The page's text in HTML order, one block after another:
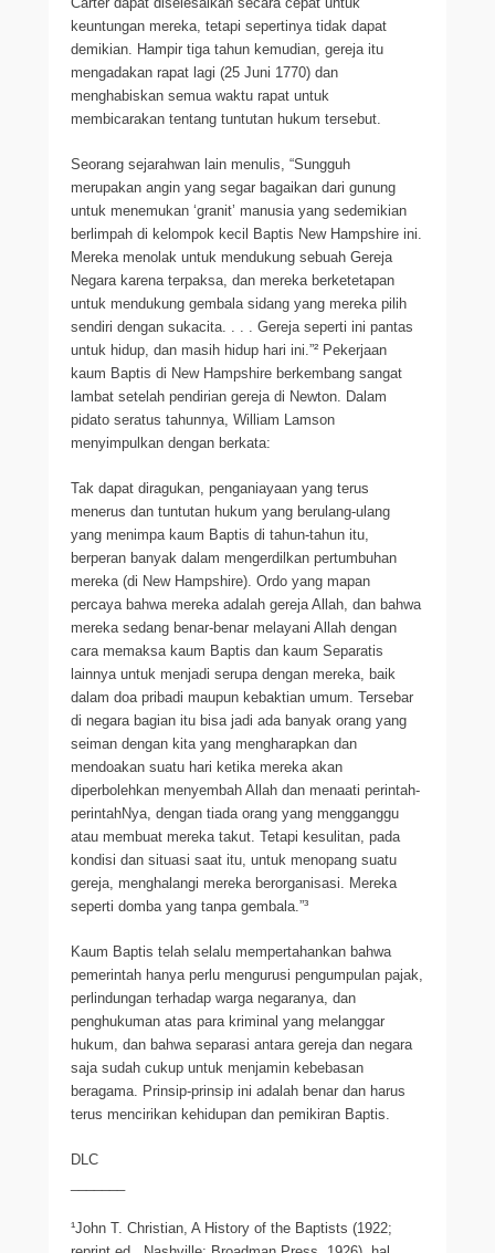
keuntungan mereka, tetapi sepertinya tidak dapat
demikian. Hampir tiga tahun kemudian, gereja itu
mengadakan rapat lagi (25 Juni 1770) dan
menghabiskan semua waktu rapat untuk
membicarakan tentang tuntutan hukum tersebut.
Seorang sejarahwan lain menulis, “Sungguh
merupakan angin yang segar bagaikan dari gunung
untuk menemukan ‘granit’ manusia yang sedemikian
berlimpah di kelompok kecil Baptis New Hampshire ini.
Mereka menolak untuk mendukung sebuah Gereja
Negara karena terpaksa, dan mereka berketetapan
untuk mendukung gembala sidang yang mereka pilih
sendiri dengan sukacita. . . . Gereja seperti ini pantas
untuk hidup, dan masih hidup hari ini.”² Pekerjaan
kaum Baptis di New Hampshire berkembang sangat
lambat setelah pendirian gereja di Newton. Dalam
pidato seratus tahunnya, William Lamson
menyimpulkan dengan berkata:
Tak dapat diragukan, penganiayaan yang terus
menerus dan tuntutan hukum yang berulang-ulang
yang menimpa kaum Baptis di tahun-tahun itu,
berperan banyak dalam mengerdilkan pertumbuhan
mereka (di New Hampshire). Ordo yang mapan
percaya bahwa mereka adalah gereja Allah, dan bahwa
mereka sedang benar-benar melayani Allah dengan
cara memaksa kaum Baptis dan kaum Separatis
lainnya untuk menjadi serupa dengan mereka, baik
dalam doa pribadi maupun kebaktian umum. Tersebar
di negara bagian itu bisa jadi ada banyak orang yang
seiman dengan kita yang mengharapkan dan
mendoakan suatu hari ketika mereka akan
diperbolehkan menyembah Allah dan menaati perintah-
perintahNya, dengan tiada orang yang mengganggu
atau membuat mereka takut. Tetapi kesulitan, pada
kondisi dan situasi saat itu, untuk menopang suatu
gereja, menghalangi mereka berorganisasi. Mereka
seperti domba yang tanpa gembala.”³
Kaum Baptis telah selalu mempertahankan bahwa
pemerintah hanya perlu mengurusi pengumpulan pajak,
perlindungan terhadap warga negaranya, dan
penghukuman atas para kriminal yang melanggar
hukum, dan bahwa separasi antara gereja dan negara
saja sudah cukup untuk menjamin kebebasan
beragama. Prinsip-prinsip ini adalah benar dan harus
terus mencirikan kehidupan dan pemikiran Baptis.
DLC
¹John T. Christian, A History of the Baptists (1922;